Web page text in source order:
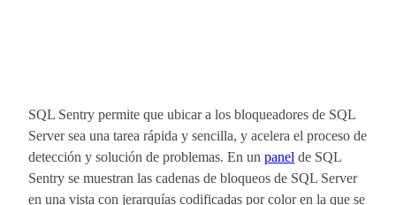
SQL Sentry permite que ubicar a los bloqueadores de SQL
Server sea una tarea rápida y sencilla, y acelera el proceso de
detección y solución de problemas. En un panel de SQL
Sentry se muestran las cadenas de bloqueos de SQL Server
en una vista con jerarquías codificadas por color en la que se